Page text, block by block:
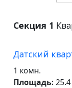
Секция 1
Датский
1 комн.
Площадь: